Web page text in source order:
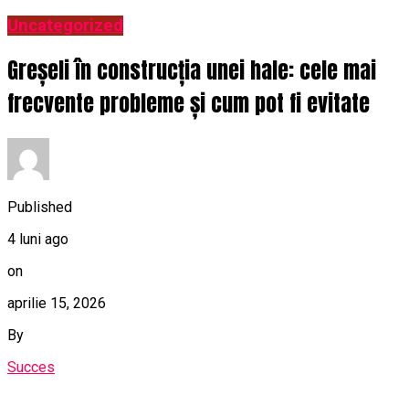
Uncategorized
Greșeli în construcția unei hale: cele mai
frecvente probleme și cum pot fi evitate
Published
4 luni ago
on
aprilie 15, 2026
By
Succes